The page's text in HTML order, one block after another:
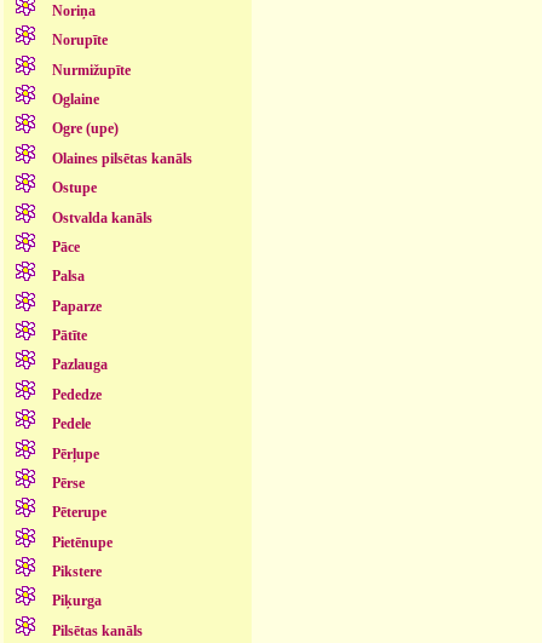
Noriņa
Norupīte
Nurmižupīte
Oglaine
Ogre (upe)
Olaines pilsētas kanāls
Ostupe
Ostvalda kanāls
Pāce
Palsa
Paparze
Pātīte
Pazlauga
Pededze
Pedele
Pērļupe
Pērse
Pēterupe
Pietēnupe
Pikstere
Piķurga
Pilsētas kanāls